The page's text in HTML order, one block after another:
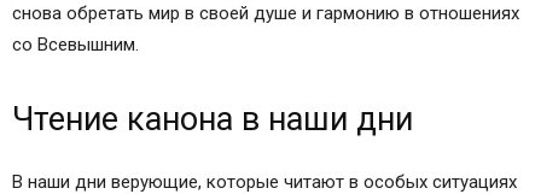
снова обретать мир в своей душе и гармонию в отношениях
со Всевышним.
Чтение канона в наши дни
В наши дни верующие, которые читают в особых ситуациях